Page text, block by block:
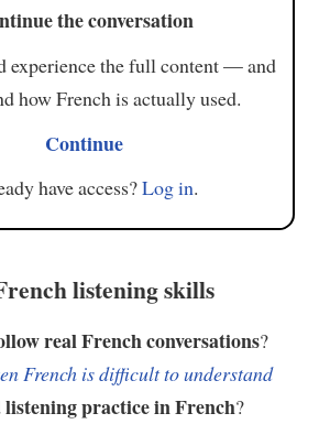
the conversation
experience the full content — and
how French is actually used.
Continue
have access?Log in.
listening skills
real French conversations?
French is difficult to understand
listening practice in French?